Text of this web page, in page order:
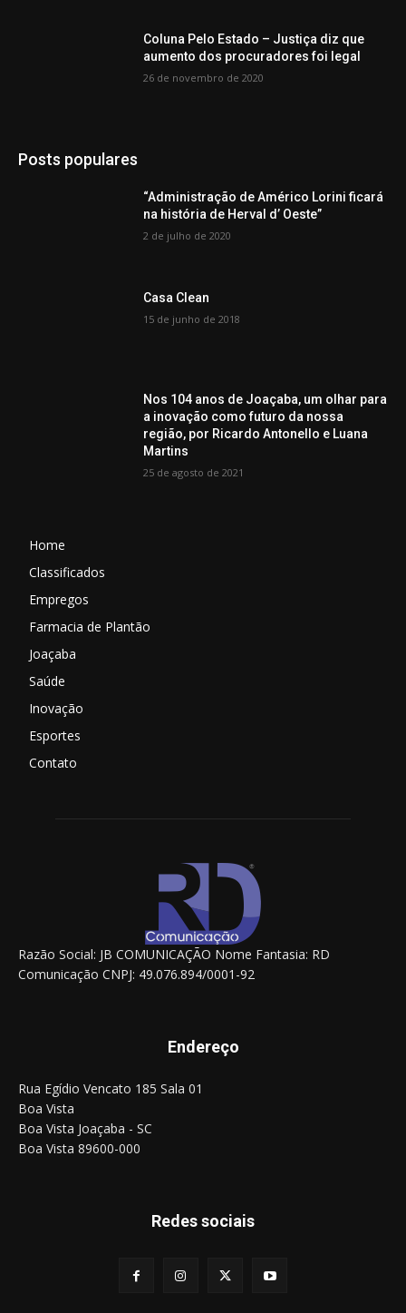
Coluna Pelo Estado – Justiça diz que
aumento dos procuradores foi legal
26 de novembro de 2020
Posts populares
“Administração de Américo Lorini ficará
na história de Herval d’ Oeste”
2 de julho de 2020
Casa Clean
15 de junho de 2018
Nos 104 anos de Joaçaba, um olhar para
a inovação como futuro da nossa
região, por Ricardo Antonello e Luana
Martins
25 de agosto de 2021
Home
Classificados
Empregos
Farmacia de Plantão
Joaçaba
Saúde
Inovação
Esportes
Contato
Razão Social: JB COMUNICAÇÃO Nome Fantasia: RD
Comunicação CNPJ: 49.076.894/0001-92
Endereço
Rua Egídio Vencato 185 Sala 01
Boa Vista
Boa Vista Joaçaba - SC
Boa Vista 89600-000
Redes sociais